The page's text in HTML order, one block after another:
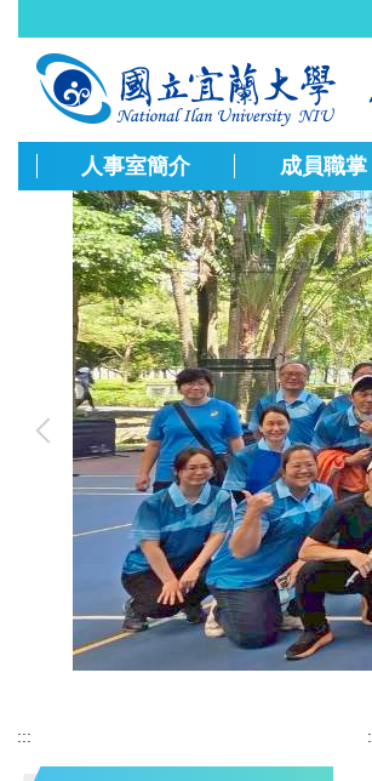
到
容
人事室簡介 成員職掌
:::